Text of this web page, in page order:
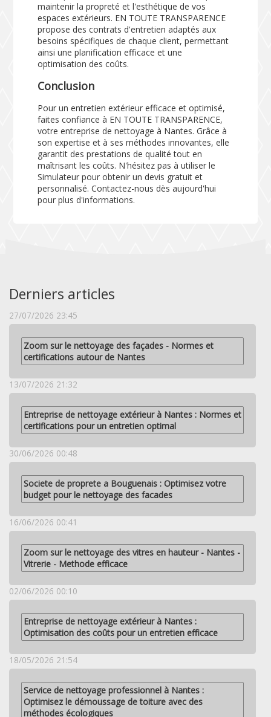
maintenir la propreté et l'esthétique de vos
espaces extérieurs. EN TOUTE TRANSPARENCE
propose des contrats d'entretien adaptés aux
besoins spécifiques de chaque client, permettant
ainsi une planification efficace et une
optimisation des coûts.
Conclusion
Pour un entretien extérieur efficace et optimisé,
faites confiance à EN TOUTE TRANSPARENCE,
votre entreprise de nettoyage à Nantes. Grâce à
son expertise et à ses méthodes innovantes, elle
garantit des prestations de qualité tout en
maîtrisant les coûts. N'hésitez pas à utiliser le
Simulateur pour obtenir un devis gratuit et
personnalisé. Contactez-nous dès aujourd'hui
pour plus d'informations.
Derniers articles
27/07/2026 23:45
Zoom sur le nettoyage des façades - Normes et
certifications autour de Nantes
13/07/2026 21:32
Entreprise de nettoyage extérieur à Nantes : Normes et
certifications pour un entretien optimal
30/06/2026 00:48
Societe de proprete a Bouguenais : Optimisez votre
budget pour le nettoyage des facades
16/06/2026 00:41
Zoom sur le nettoyage des vitres en hauteur - Nantes -
Vitrerie - Methode efficace
02/06/2026 00:10
Entreprise de nettoyage extérieur à Nantes :
Optimisation des coûts pour un entretien efficace
18/05/2026 21:54
Service de nettoyage professionnel à Nantes :
Optimisez le démoussage de toiture avec des
méthodes écologiques